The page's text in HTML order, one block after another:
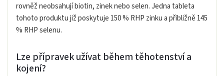
rovněž neobsahují biotin, zinek nebo selen. Jedna tableta
tohoto produktu již poskytuje 150 % RHP zinku a přibližně 145
% RHP selenu.
Lze přípravek užívat během těhotenství a
kojení?